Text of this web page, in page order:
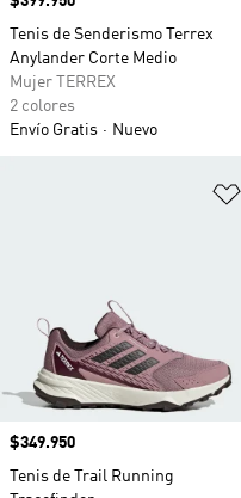
Tenis de Senderismo Terrex
Anylander Corte Medio
Mujer TERREX
2 colores
Envío Gratis
Nuevo
Precio
$349.950
Tenis de Trail Running